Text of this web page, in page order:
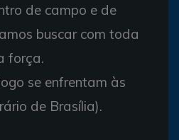
de campo e de
buscar com toda
força.
se enfrentam às
de Brasília).